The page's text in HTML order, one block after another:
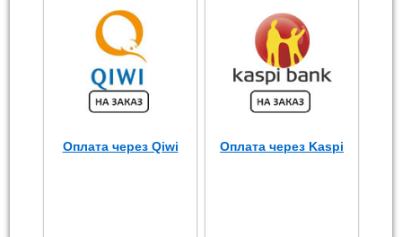
Оплата через Qiwi Оплата через Kaspi